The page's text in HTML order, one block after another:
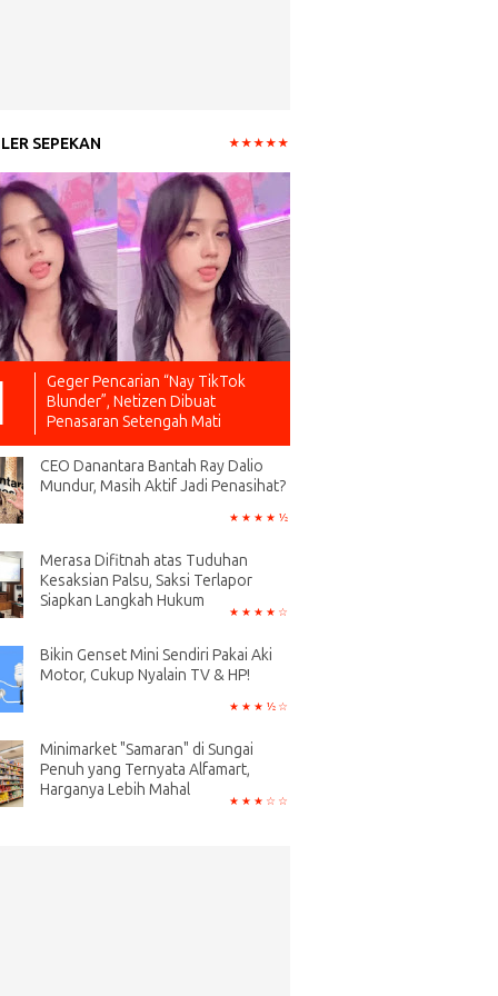
SEPEKAN
Geger Pencarian “Nay TikTok
Blunder”, Netizen Dibuat
Penasaran Setengah Mati
CEO Danantara Bantah Ray Dalio
Mundur, Masih Aktif Jadi Penasihat?
Merasa Difitnah atas Tuduhan
Kesaksian Palsu, Saksi Terlapor
Siapkan Langkah Hukum
Bikin Genset Mini Sendiri Pakai Aki
Motor, Cukup Nyalain TV & HP!
Minimarket "Samaran" di Sungai
Penuh yang Ternyata Alfamart,
Harganya Lebih Mahal